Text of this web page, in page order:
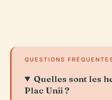
QUESTIONS
Quelles sont les
Plac Unii ?